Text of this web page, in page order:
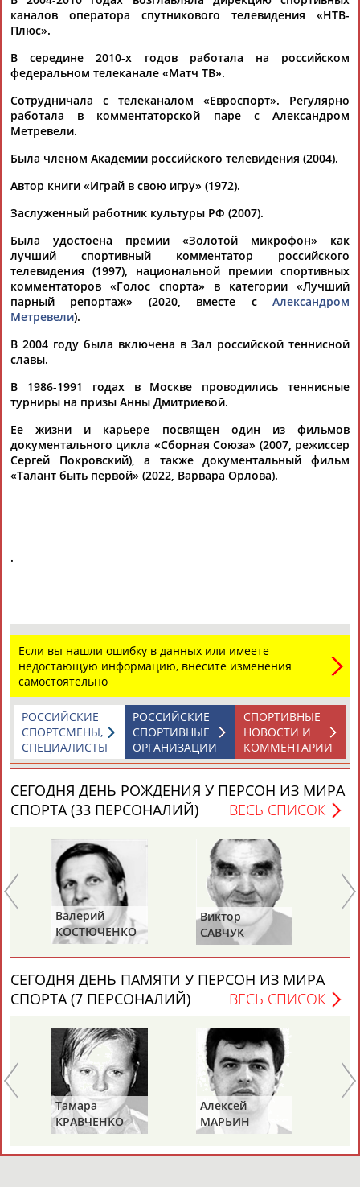
АБДУЛДАУДОВАБДУЛЖАЛИЛОВ
Магомед
АБДУЛКАГИРОВАБДУЛЛАЕВ
24 персон из 13181
ЕЩЁ ПЕРСОНЫ
ЦЕЛИ ПРОЕКТА КОНТАКТЫ НАШИ КНОПКИ РЕКЛАМА
© Стадион, 1998-2026
Разработка и поддержка ООО НАИТ «Стадион»
Адресов в новостной рассылке: 997
Подпишись
каналов оператора спутникового телевидения «НТВ-
Плюс».
В середине 2010-х годов работала на российском
федеральном телеканале «Матч ТВ».
Сотрудничала с телеканалом «Евроспорт». Регулярно
работала в комментаторской паре с Александром
Метревели.
Была членом Академии российского телевидения (2004).
Автор книги «Играй в свою игру» (1972).
Заслуженный работник культуры РФ (2007).
Была удостоена премии «Золотой микрофон» как
лучший спортивный комментатор российского
телевидения (1997), национальной премии спортивных
комментаторов «Голос спорта» в категории «Лучший
парный репортаж» (2020, вместе с Александром
Метревели).
В 2004 году была включена в Зал российской теннисной
славы.
В 1986-1991 годах в Москве проводились теннисные
турниры на призы Анны Дмитриевой.
Ее жизни и карьере посвящен один из фильмов
документального цикла «Сборная Союза» (2007, режиссер
Сергей Покровский), а также документальный фильм
«Талант быть первой» (2022, Варвара Орлова).
.
Если вы нашли ошибку в данных или имеете
недостающую информацию, внесите изменения
самостоятельно
СПОРТИВНЫЕ
НОВОСТИ И
КОММЕНТАРИИ
РОССИЙСКИЕ
СПОРТИВНЫЕ
ОРГАНИЗАЦИИ
РОССИЙСКИЕ
СПОРТСМЕНЫ,
СПЕЦИАЛИСТЫ
СЕГОДНЯ ДЕНЬ РОЖДЕНИЯ У ПЕРСОН ИЗ МИРА
СПОРТА (33 ПЕРСОНАЛИЙ)
ВЕСЬ СПИСОК
Виктор
САВЧУК
Сергей
СЕГОДНЯ ДЕНЬ ПАМЯТИ У ПЕРСОН ИЗ МИРА
СПОРТА (7 ПЕРСОНАЛИЙ)
ВЕСЬ СПИСОК
МАРЬИН
АЛЕХИН